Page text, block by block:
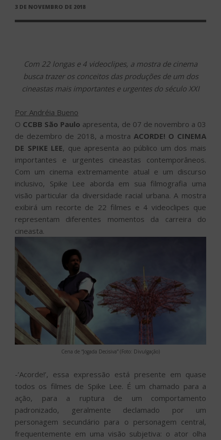
PUBLICADO
3 DE NOVEMBRO DE 2018
Com 22 longas e 4 videoclipes, a mostra de cinema
busca trazer os conceitos das produções de um dos
cineastas mais importantes e urgentes do século XXI
Por Andréia Bueno
O CCBB São Paulo apresenta, de 07 de novembro a 03
de dezembro de 2018, a mostra ACORDE! O CINEMA
DE SPIKE LEE, que apresenta ao público um dos mais
importantes e urgentes cineastas contemporâneos.
Com um cinema extremamente atual e um discurso
inclusivo, Spike Lee aborda em sua filmografia uma
visão particular da diversidade racial urbana. A mostra
exibirá um recorte de 22 filmes e 4 videoclipes que
representam diferentes momentos da carreira do
cineasta.
Cena de “Jogada Decisiva” (Foto: Divulgação)
-’Acorde!’, essa expressão está presente em quase
todos os filmes de Spike Lee. É um chamado para a
ação, para a ruptura de um comportamento
padronizado, geralmente declamado por um
personagem secundário para o personagem central,
frequentemente em uma visão subjetiva: o ator olha